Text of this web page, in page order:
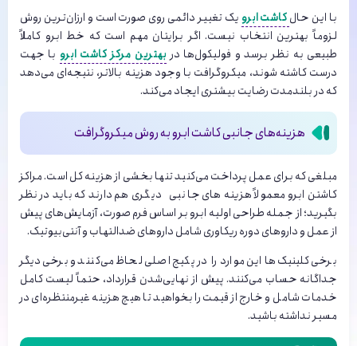
با این حالکاشت ابرو یک تغییر دائمی روی صورت است و ارزان‌ترین روش
لزوماً بهترین انتخاب نیست. اگر برایتان مهم است که خط ابرو کاملاً
طبیعی به نظر برسد و فولیکول‌ها در بهترین مرکز کاشت ابرو با جهت
درست کاشته شوند، میکروگرافت با وجود هزینه بالاتر، نتیجه‌ای می‌دهد
که در بلندمدت رضایت بیشتری ایجاد می‌کند.
هزینه‌های جانبی کاشت ابرو به روش میکروگرافت
مبلغی که برای عمل پرداخت می‌کنید تنها بخشی از هزینه کل است. مراکز
کاشتن ابرو معمولاً هزینه های جانبی دیگری هم دارند که باید در نظر
بگیرید؛ از جمله طراحی اولیه ابرو بر اساس فرم صورت، آزمایش‌های پیش
از عمل و داروهای دوره ریکاوری شامل داروهای ضدالتهاب و آنتی‌بیوتیک.
برخی کلینیک‌ها این موارد را در پکیج اصلی لحاظ می‌کنند و برخی دیگر
جداگانه حساب می‌کنند. پیش از نهایی‌شدن قرارداد، حتماً لیست کامل
خدمات شامل و خارج از قیمت را بخواهید تا هیچ هزینه غیرمنتظره‌ای در
مسیر نداشته باشید.